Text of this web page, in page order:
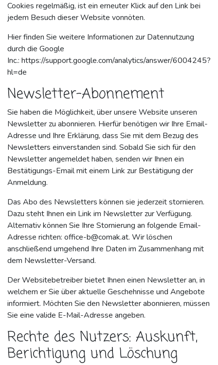
Cookies regelmäßig, ist ein erneuter Klick auf den Link bei
jedem Besuch dieser Website vonnöten.
Hier finden Sie weitere Informationen zur Datennutzung
durch die Google
Inc.: https://support.google.com/analytics/answer/6004245?
hl=de
Newsletter-Abonnement
Sie haben die Möglichkeit, über unsere Website unseren
Newsletter zu abonnieren. Hierfür benötigen wir Ihre Email-
Adresse und Ihre Erklärung, dass Sie mit dem Bezug des
Newsletters einverstanden sind. Sobald Sie sich für den
Newsletter angemeldet haben, senden wir Ihnen ein
Bestätigungs-Email mit einem Link zur Bestätigung der
Anmeldung.
Das Abo des Newsletters können sie jederzeit stornieren.
Dazu steht Ihnen ein Link im Newsletter zur Verfügung.
Alternativ können Sie Ihre Stornierung an folgende Email-
Adresse richten: office-b@comak.at. Wir löschen
anschließend umgehend Ihre Daten im Zusammenhang mit
dem Newsletter-Versand.
Der Websitebetreiber bietet Ihnen einen Newsletter an, in
welchem er Sie über aktuelle Geschehnisse und Angebote
informiert. Möchten Sie den Newsletter abonnieren, müssen
Sie eine valide E-Mail-Adresse angeben.
Rechte des Nutzers: Auskunft,
Berichtigung und Löschung